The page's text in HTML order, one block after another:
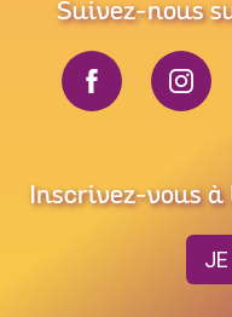
Suivez-nous
Inscrivez-vous
JE